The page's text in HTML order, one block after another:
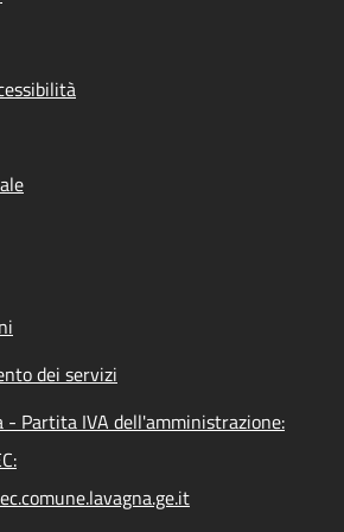
dei servizi
- Partita IVA dell'amministrazione: